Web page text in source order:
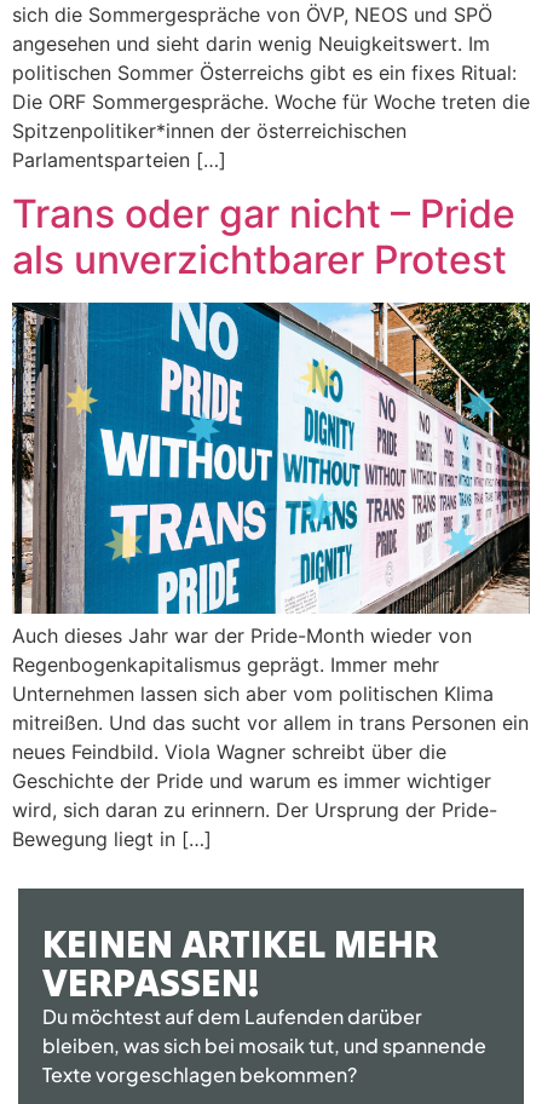
sich die Sommergespräche von ÖVP, NEOS und SPÖ
angesehen und sieht darin wenig Neuigkeitswert. Im
politischen Sommer Österreichs gibt es ein fixes Ritual:
Die ORF Sommergespräche. Woche für Woche treten die
Spitzenpolitiker*innen der österreichischen
Parlamentsparteien […]
Trans oder gar nicht – Pride
als unverzichtbarer Protest
Auch dieses Jahr war der Pride-Month wieder von
Regenbogenkapitalismus geprägt. Immer mehr
Unternehmen lassen sich aber vom politischen Klima
mitreißen. Und das sucht vor allem in trans Personen ein
neues Feindbild. Viola Wagner schreibt über die
Geschichte der Pride und warum es immer wichtiger
wird, sich daran zu erinnern. Der Ursprung der Pride-
Bewegung liegt in […]
KEINEN ARTIKEL MEHR
VERPASSEN!
Du möchtest auf dem Laufenden darüber
bleiben, was sich bei mosaik tut, und spannende
Texte vorgeschlagen bekommen?